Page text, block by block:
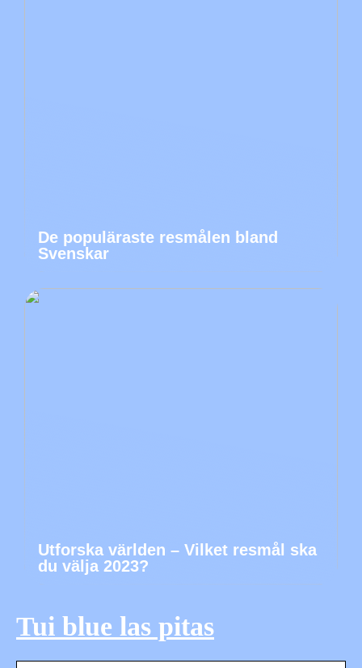
De populäraste resmålen bland
Svenskar
Utforska världen – Vilket resmål ska
du välja 2023?
Tui blue las pitas